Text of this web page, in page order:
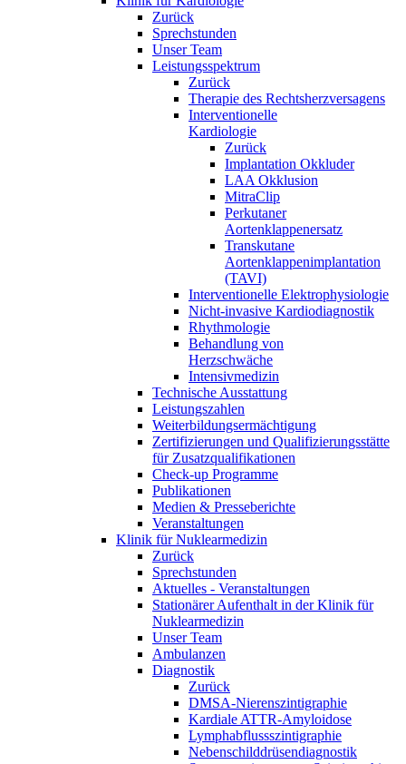
Zurück
Sprechstunden
Unser Team
Leistungsspektrum
Zurück
Therapie des Rechtsherzversagens
Interventionelle
Kardiologie
Zurück
Implantation Okkluder
LAA Okklusion
MitraClip
Perkutaner
Aortenklappenersatz
Transkutane
Aortenklappenimplantation
(TAVI)
Interventionelle Elektrophysiologie
Nicht-invasive Kardiodiagnostik
Rhythmologie
Behandlung von
Herzschwäche
Intensivmedizin
Technische Ausstattung
Leistungszahlen
Weiterbildungsermächtigung
Zertifizierungen und Qualifizierungsstätte
für Zusatzqualifikationen
Check-up Programme
Publikationen
Medien & Presseberichte
Veranstaltungen
Klinik für Nuklearmedizin
Zurück
Sprechstunden
Aktuelles - Veranstaltungen
Stationärer Aufenthalt in der Klinik für
Nuklearmedizin
Unser Team
Ambulanzen
Diagnostik
Zurück
DMSA-Nierenszintigraphie
Kardiale ATTR-Amyloidose
Lymphabflussszintigraphie
Nebenschilddrüsendiagnostik